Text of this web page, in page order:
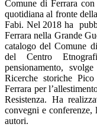
Comune di Ferrara
quotidiana al fronte
Fabi. Nel 2018 ha
Ferrara nella Grande
catalogo del Comune
del Centro
pensionamento,
Ricerche storiche
Ferrara per
Resistenza. Ha
convegni e
autori.